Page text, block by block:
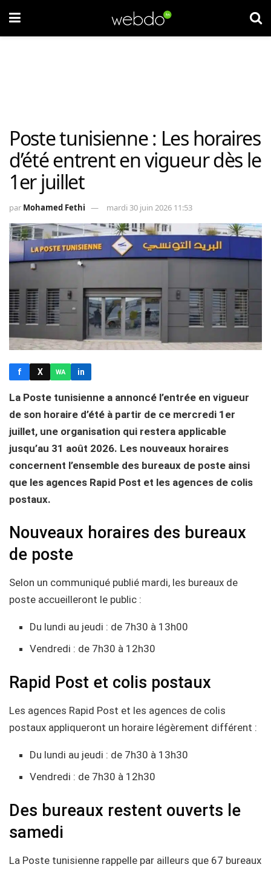
Poste tunisienne : Les horaires
d’été entrent en vigueur dès le
1er juillet
par Mohamed Fethi mardi 30 juin 2026 11:53
f X WA in
La Poste tunisienne a annoncé l’entrée en vigueur
de son horaire d’été à partir de ce mercredi 1er
juillet, une organisation qui restera applicable
jusqu’au 31 août 2026. Les nouveaux horaires
concernent l’ensemble des bureaux de poste ainsi
que les agences Rapid Post et les agences de colis
postaux.
Nouveaux horaires des bureaux
de poste
Selon un communiqué publié mardi, les bureaux de
poste accueilleront le public :
Du lundi au jeudi : de 7h30 à 13h00
Vendredi : de 7h30 à 12h30
Rapid Post et colis postaux
Les agences Rapid Post et les agences de colis
postaux appliqueront un horaire légèrement différent :
Du lundi au jeudi : de 7h30 à 13h30
Vendredi : de 7h30 à 12h30
Des bureaux restent ouverts le
samedi
La Poste tunisienne rappelle par ailleurs que 67 bureaux